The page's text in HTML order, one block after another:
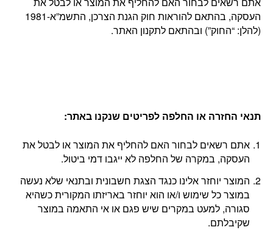
העסקה, בהתאם להוראות חוק הגנת הצרכן, התשמ”א-1981
(להלן: “החוק”) ובהתאם לתקנון האתר.
תנאי החזרה או החלפה לפריטים שנקנו באתר:
אתם רשאים לבחור האם להחליף את המוצר או לבטל את
העסקה, במקרה של החלפה לא ייגבו דמי ביטול.
המוצר יוחזר אלינו כנגד הצגת חשבונית ובתנאי שלא נעשה
במוצר כל שימוש ו/או הוא יוחזר באריזתו המקורית כשהיא
סגורה, למעט במקרים שיש פגם או אי התאמה במוצר
שקיבלתם.